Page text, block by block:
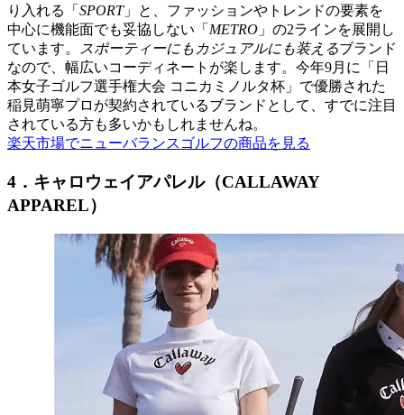
り入れる「 SPORT」と、ファッションやトレンドの要素を
中心に機能面でも妥協しない「 METRO 」の2ラインを展開し
ています。
スポーティーにもカジュアルにも装えるブランド
なので、幅広いコーディネートが楽します。今年9月に「日
本女子ゴルフ選手権大会 コニカミノルタ杯」で優勝された
稲見萌寧プロが契約されているブランドとして、すでに注目
されている方も多いかもしれませんね。
楽天市場でニューバランスゴルフの商品を見る
4．キャロウェイアパレル（CALLAWAY
APPAREL）